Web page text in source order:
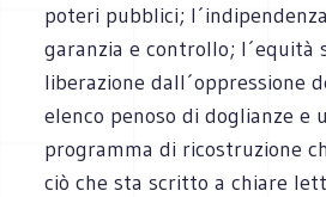
poteri pubblici;
garanzia e controllo; l´equità
liberazione dall´oppressione
elenco penoso di doglianze e
programma di ricostruzione
ciò che sta scritto a chiare